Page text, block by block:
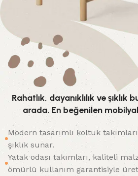
Rahatlık, dayanıklılık ve
arada. En beğenilen
Modern tasarımlı koltuk
şıklık sunar.
Yatak odası takımları, kaliteli
ömürlü kullanım garantisiyle